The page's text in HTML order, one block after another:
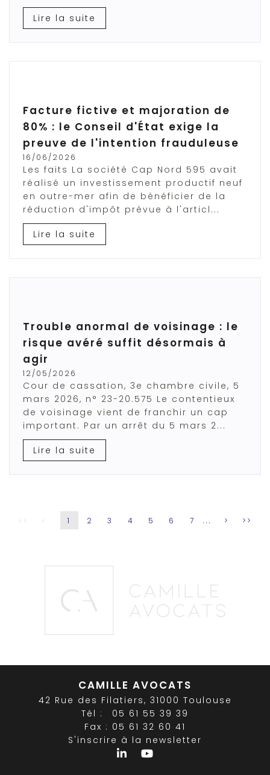
Lire la suite
Facture fictive et majoration de
80% : le Conseil d'État exige la
preuve de l'intention frauduleuse
16/06/2026
Les faits La société Cap Nord 595 avait
réalisé un investissement productif neuf
en outre-mer afin de bénéficier de la
réduction d'impôt prévue à l'articl...
Lire la suite
Trouble anormal de voisinage : le
risque avéré suffit désormais à
agir
12/05/2026
Cour de cassation, 3e chambre civile, 5
mars 2026, n° 23-20.575 Le contentieux
de voisinage vient de franchir un cap
important. Par un arrêt du 5 mars 2...
Lire la suite
1 2 3 4 5 6 7 ... > >>
CAMILLE AVOCATS
42 Rue des Filatiers, 31000 Toulouse
Tél :
05 61 55 39 39
Fax : 05 61 32 60 41
S'inscrire à la newsletter